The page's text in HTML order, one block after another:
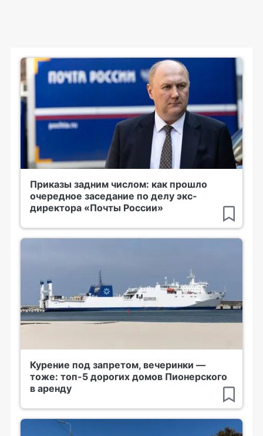
Приказы задним числом: как прошло
очередное заседание по делу экс-
директора «Почты России»
Курение под запретом, вечеринки —
тоже: топ-5 дорогих домов Пионерского
в аренду